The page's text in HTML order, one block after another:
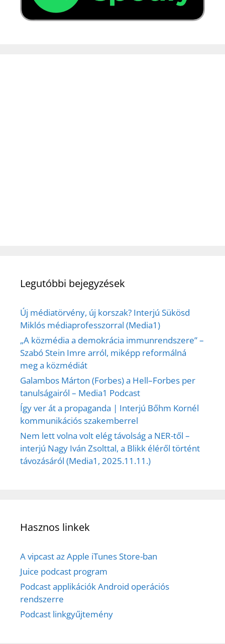
Legutóbbi bejegyzések
Új médiatörvény, új korszak? Interjú Sükösd
Miklós médiaprofesszorral (Media1)
„A közmédia a demokrácia immunrendszere” –
Szabó Stein Imre arról, miképp reformálná
meg a közmédiát
Galambos Márton (Forbes) a Hell–Forbes per
tanulságairól – Media1 Podcast
Így ver át a propaganda | Interjú Bőhm Kornél
kommunikációs szakemberrel
Nem lett volna volt elég távolság a NER-től –
interjú Nagy Iván Zsolttal, a Blikk éléről történt
távozásáról (Media1, 2025.11.11.)
Hasznos linkek
A vipcast az Apple iTunes Store-ban
Juice podcast program
Podcast applikációk Android operációs
rendszerre
Podcast linkgyűjtemény